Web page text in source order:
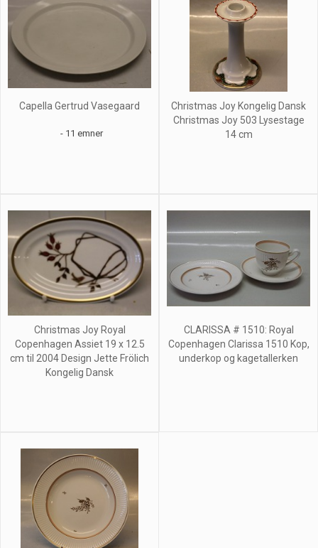
Capella Gertrud Vasegaard
- 11 emner
Christmas Joy Kongelig Dansk
Christmas Joy 503 Lysestage
14 cm
Christmas Joy Royal
Copenhagen Assiet 19 x 12.5
cm til 2004 Design Jette Frölich
Kongelig Dansk
CLARISSA # 1510: Royal
Copenhagen Clarissa 1510 Kop,
underkop og kagetallerken